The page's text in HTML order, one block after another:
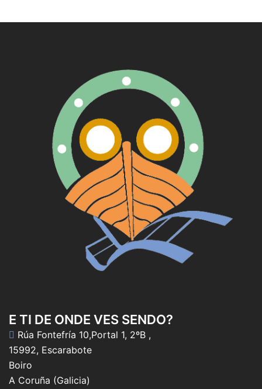
E TI DE ONDE VES SENDO?
Rúa Fontefría 10,Portal 1, 2ºB ,
15992, Escarabote
Boiro
A Coruña (Galicia)